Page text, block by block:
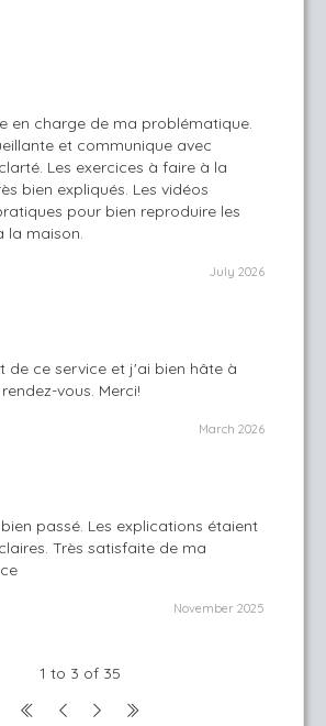
en charge de ma problématique.
et communique avec
Les exercices à faire à la
bien expliqués. Les vidéos
pour bien reproduire les
la maison.
July 2026
de ce service et j'ai bien hâte à
vous. Merci!
March 2026
bien passé. Les explications étaient
Très satisfaite de ma
November 2025
1 to 3 of 35